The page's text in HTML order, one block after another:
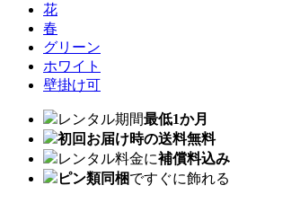
花
春
グリーン
ホワイト
壁掛け可
レンタル期間最低1か月
初回お届け時の送料無料
レンタル料金に補償料込み
ピン類同梱ですぐに飾れる